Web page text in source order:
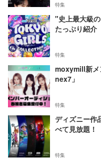
特集
"史上最大級
たっぷり紹介
特集
moxymill新メ
nex7」
特集
ディズニー作
べて見放題！
特集